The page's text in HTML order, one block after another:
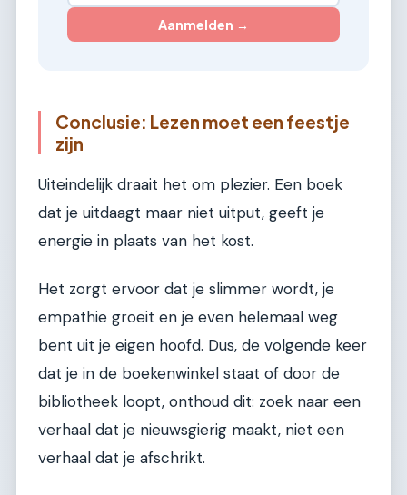
Aanmelden →
Conclusie: Lezen moet een feestje
zijn
Uiteindelijk draait het om plezier. Een boek
dat je uitdaagt maar niet uitput, geeft je
energie in plaats van het kost.
Het zorgt ervoor dat je slimmer wordt, je
empathie groeit en je even helemaal weg
bent uit je eigen hoofd. Dus, de volgende keer
dat je in de boekenwinkel staat of door de
bibliotheek loopt, onthoud dit: zoek naar een
verhaal dat je nieuwsgierig maakt, niet een
verhaal dat je afschrikt.